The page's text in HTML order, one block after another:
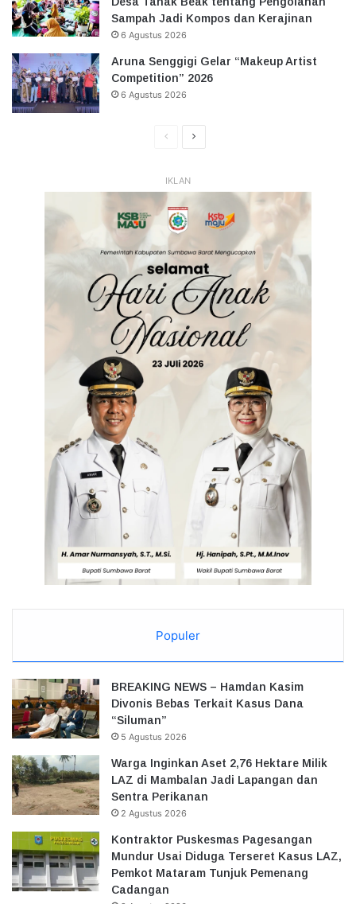
Sampah Jadi Kompos dan Kerajinan
6 Agustus 2026
Aruna Senggigi Gelar “Makeup Artist
Competition” 2026
6 Agustus 2026
HalamanHalaman
IKLAN
Populer
BREAKING NEWS – Hamdan Kasim
Divonis Bebas Terkait Kasus Dana
“Siluman”
5 Agustus 2026
Warga Inginkan Aset 2,76 Hektare Milik
LAZ di Mambalan Jadi Lapangan dan
Sentra Perikanan
2 Agustus 2026
Kontraktor Puskesmas Pagesangan
Mundur Usai Diduga Terseret Kasus LAZ,
Pemkot Mataram Tunjuk Pemenang
Cadangan